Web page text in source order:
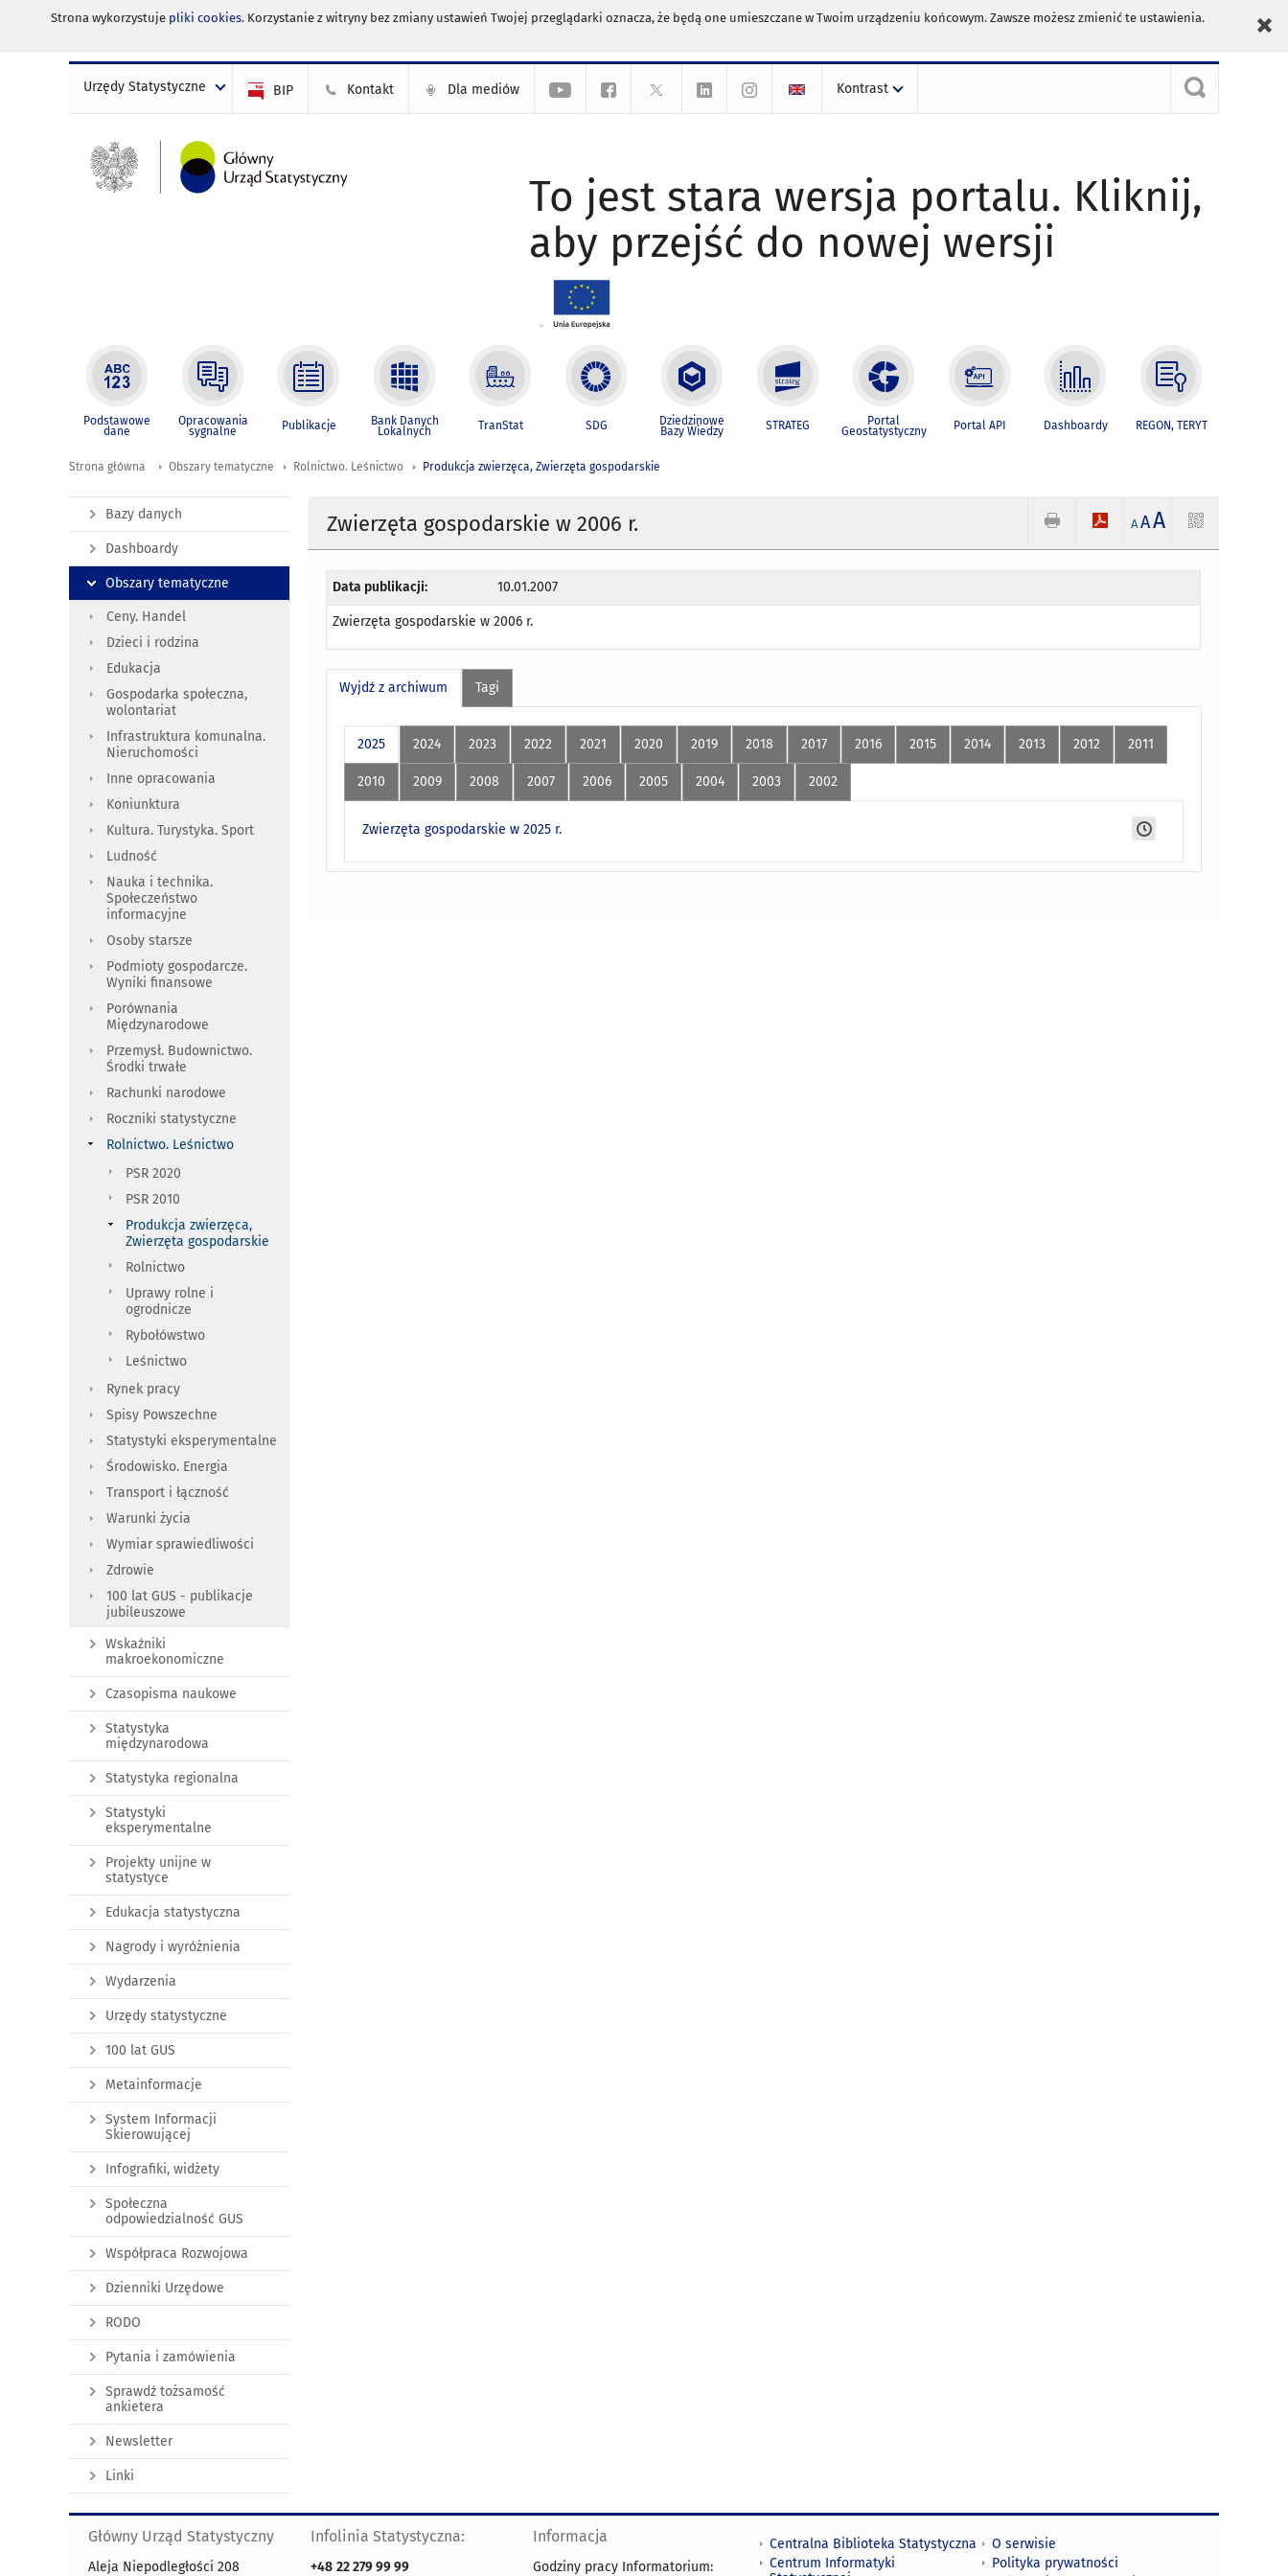
Strona wykorzystuje pliki cookies. Korzystanie z witryny bez zmiany ustawień Twojej przeglądarki oznacza, że będą one umieszczane w Twoim urządzeniu końcowym. Zawsze możesz zmienić te ustawienia.
Urzędy Statystyczne BIP Kontakt Dla mediów Kontrast
To jest stara wersja portalu. Kliknij,
aby przejść do nowej wersji
Podstawowe
dane
Opracowania
sygnalne Publikacje Bank Danych
Lokalnych TranStat SDG Dziedzinowe
Bazy Wiedzy STRATEG Portal
Geostatystyczny Portal API Dashboardy REGON, TERYT
Strona główna Obszary tematyczne Rolnictwo. Leśnictwo Produkcja zwierzęca, Zwierzęta gospodarskie
Zwierzęta gospodarskie w 2006 r. A AA
Data publikacji: 10.01.2007
Zwierzęta gospodarskie w 2006 r.
Wyjdź z archiwum Tagi
2025 2024 2023 2022 2021 2020 2019 2018 2017 2016 2015 2014 2013 2012 2011
2010 2009 2008 2007 2006 2005 2004 2003 2002
Zwierzęta gospodarskie w 2025 r.
Bazy danych
Dashboardy
Obszary tematyczne
Ceny. Handel
Dzieci i rodzina
Edukacja
Gospodarka społeczna,
wolontariat
Infrastruktura komunalna.
Nieruchomości
Inne opracowania
Koniunktura
Kultura. Turystyka. Sport
Ludność
Nauka i technika.
Społeczeństwo
informacyjne
Osoby starsze
Podmioty gospodarcze.
Wyniki finansowe
Porównania
Międzynarodowe
Przemysł. Budownictwo.
Środki trwałe
Rachunki narodowe
Roczniki statystyczne
Rolnictwo. Leśnictwo
PSR 2020
PSR 2010
Produkcja zwierzęca,
Zwierzęta gospodarskie
Rolnictwo
Uprawy rolne i
ogrodnicze
Rybołówstwo
Leśnictwo
Rynek pracy
Spisy Powszechne
Statystyki eksperymentalne
Środowisko. Energia
Transport i łączność
Warunki życia
Wymiar sprawiedliwości
Zdrowie
100 lat GUS - publikacje
jubileuszowe
Wskaźniki
makroekonomiczne
Czasopisma naukowe
Statystyka
międzynarodowa
Statystyka regionalna
Statystyki
eksperymentalne
Projekty unijne w
statystyce
Edukacja statystyczna
Nagrody i wyróżnienia
Wydarzenia
Urzędy statystyczne
100 lat GUS
Metainformacje
System Informacji
Skierowującej
Infografiki, widżety
Społeczna
odpowiedzialność GUS
Współpraca Rozwojowa
Dzienniki Urzędowe
RODO
Pytania i zamówienia
Sprawdź tożsamość
ankietera
Newsletter
Linki
Główny Urząd Statystyczny
Aleja Niepodległości 208
Infolinia Statystyczna:
+48 22 279 99 99
Informacja
Godziny pracy Informatorium:
Centralna Biblioteka Statystyczna
Centrum Informatyki
O serwisie
Polityka prywatności